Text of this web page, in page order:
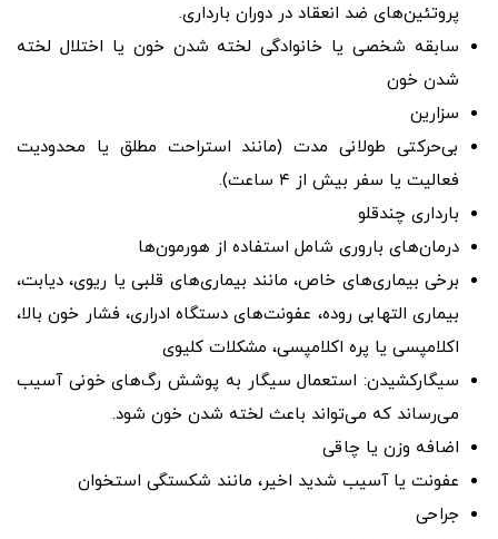
پروتئین‌های ضد انعقاد در دوران بارداری.
سابقه شخصی یا خانوادگی لخته شدن خون یا اختلال لخته
شدن خون
سزارین
بی‌حرکتی طولانی مدت (مانند استراحت مطلق یا محدودیت
فعالیت یا سفر بیش از ۴ ساعت).
بارداری چندقلو
درمان‌های باروری شامل استفاده از هورمون‌ها
برخی بیماری‌های خاص، مانند بیماری‌های قلبی یا ریوی، دیابت،
بیماری التهابی روده، عفونت‌های دستگاه ادراری، فشار خون بالا،
اکلامپسی یا پره اکلامپسی، مشکلات کلیوی
سیگارکشیدن: استعمال سیگار به پوشش رگ‌های خونی آسیب
می‌رساند که می‌تواند باعث لخته شدن خون شود.
اضافه وزن یا چاقی
عفونت یا آسیب شدید اخیر، مانند شکستگی استخوان
جراحی